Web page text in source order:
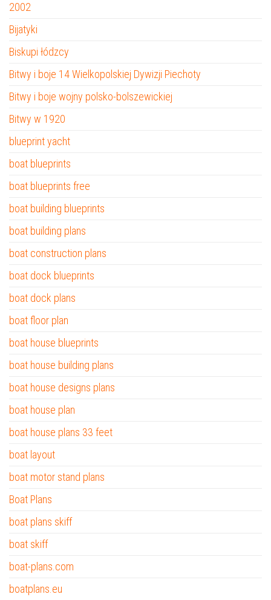
2002
Bijatyki
Biskupi łódzcy
Bitwy i boje 14 Wielkopolskiej Dywizji Piechoty
Bitwy i boje wojny polsko-bolszewickiej
Bitwy w 1920
blueprint yacht
boat blueprints
boat blueprints free
boat building blueprints
boat building plans
boat construction plans
boat dock blueprints
boat dock plans
boat floor plan
boat house blueprints
boat house building plans
boat house designs plans
boat house plan
boat house plans 33 feet
boat layout
boat motor stand plans
Boat Plans
boat plans skiff
boat skiff
boat-plans.com
boatplans.eu